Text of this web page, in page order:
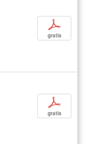
p
gratis
p
gratis